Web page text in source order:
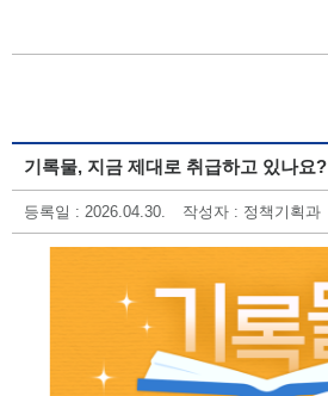
기록물, 지금 제대로 취급하고 있나요?
등록일 : 2026.04.30. 작성자 : 정책기획과